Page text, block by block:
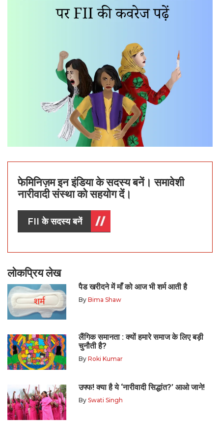
फेमिनिज़म इन इंडिया के सदस्य बनें। समावेशी
नारीवादी संस्था को सहयोग दें।
FII के सदस्य बनें
लोकप्रिय लेख
पैड खरीदने में माँ को आज भी शर्म आती है
By Bima Shaw
लैंगिक समानता : क्यों हमारे समाज के लिए बड़ी
चुनौती है?
By Roki Kumar
उफ्फ! क्या है ये ‘नारीवादी सिद्धांत?’ आओ जाने!
By Swati Singh